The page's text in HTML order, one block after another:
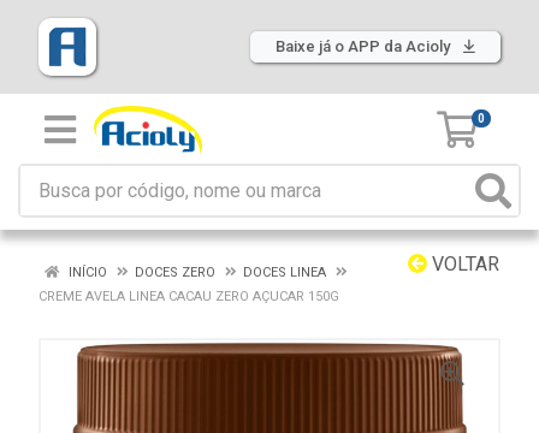
Baixe já o APP da Acioly
0
VOLTAR
INÍCIO DOCES ZERO
DOCES LINEA
CREME AVELA LINEA CACAU ZERO AÇUCAR 150G